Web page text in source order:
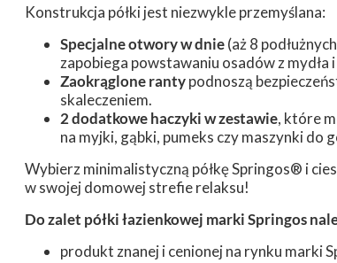
Konstrukcja półki jest niezwykle przemyślana:
Specjalne otwory w dnie(aż 8
zapobiega powstawaniu osadów z mydła
Zaokrąglone rantypodnoszą
skaleczeniem.
2 dodatkowe haczyki w zestawie, które
na myjki, gąbki, pumeks czy maszynki do
Wybierz minimalistyczną półkę Springos® i
w swojej domowej strefie relaksu!
Do zalet półki łazienkowej marki Springos
produkt znanej i cenionej na rynku marki